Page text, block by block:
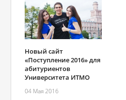
Новый сайт
«Поступление 2016» для
абитуриентов
Университета ИТМО
04 Мая 2016